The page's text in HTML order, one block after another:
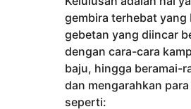
h
u
n
a
g
o
gembira terhebat
gebetan yang diincar
dengan cara-cara
baju, hingga beramai-
dan mengarahkan
seperti: